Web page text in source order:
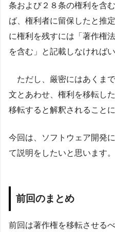
条および２８条の権利を含
ば、権利者に留保したと推
に権利を残すには「著作権
を含む」と記載しなければい
ただし、厳密にはあくま
文とあわせ、権利を移転し
移転すると解釈されることに
今回は、ソフトウェア開発
て説明をしたいと思います。
前回のまとめ
前回は著作権を移転させる